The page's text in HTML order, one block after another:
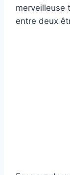
merveilleuse
entre deux